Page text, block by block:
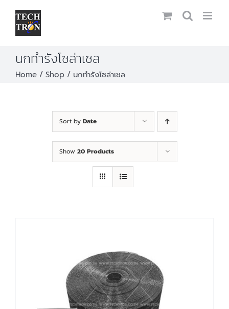
Skip
content
นกทำรังโซล่าเซล
Home Shop นกทำรังโซล่าเซล
Sort by Date
Show 20 Products